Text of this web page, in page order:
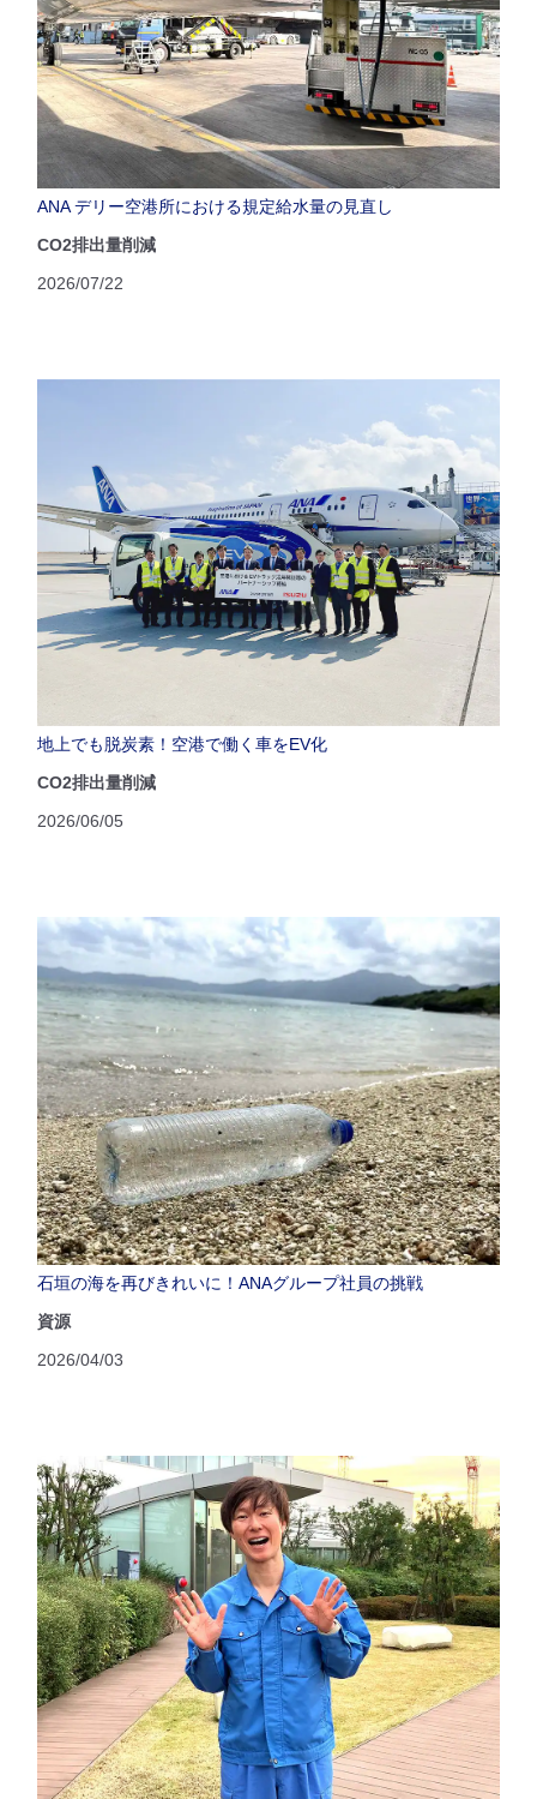
ANA デリー空港所における規定給水量の見直し
CO2排出量削減
2026/07/22
地上でも脱炭素！空港で働く車をEV化
CO2排出量削減
2026/06/05
石垣の海を再びきれいに！ANAグループ社員の挑戦
資源
2026/04/03